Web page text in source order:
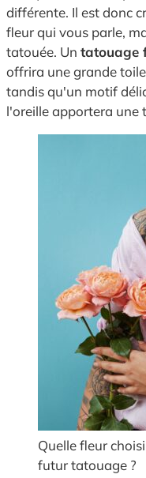
différente. Il est donc
fleur qui vous parle,
tatouée. Un tatouage
offrira une grande
tandis qu'un motif
l'oreille apportera une
Quelle fleur
futur tatouage ?